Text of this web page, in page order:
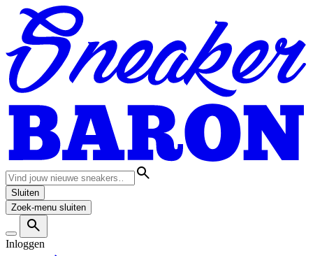
Sluiten
Zoek-menu sluiten
Inloggen